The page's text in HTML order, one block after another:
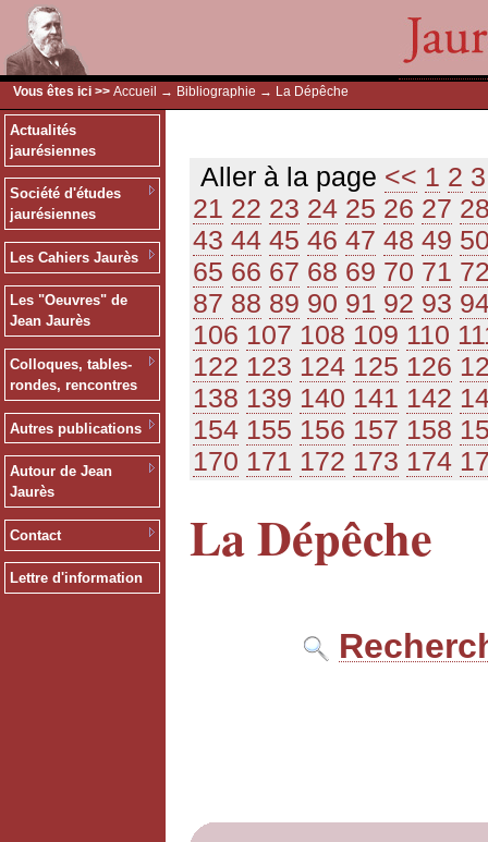
Vous êtes ici >> Accueil → Bibliographie → La Dépêche
Actualités
jaurésiennes
Société d'études
jaurésiennes
Les Cahiers Jaurès
Les "Oeuvres" de
Jean Jaurès
Colloques, tables-
rondes, rencontres
Autres publications
Autour de Jean
Jaurès
Contact
Lettre d'information
Aller à la page << 1 2 3
21 22 23 24 25 26 27
43 44 45 46 47 48 49
65 66 67 68 69 70 71
87 88 89 90 91 92 93
106 107 108 109 110
122 123 124 125 126
138 139 140 141 142
154 155 156 157 158
170 171 172 173 174
La Dépêche